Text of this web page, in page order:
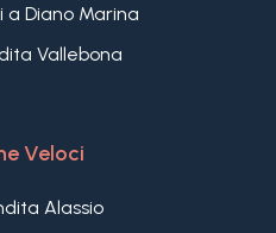
Diano Marina
Vallebona
Veloci
Alassio